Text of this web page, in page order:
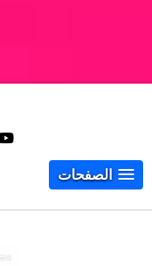
الصفحات